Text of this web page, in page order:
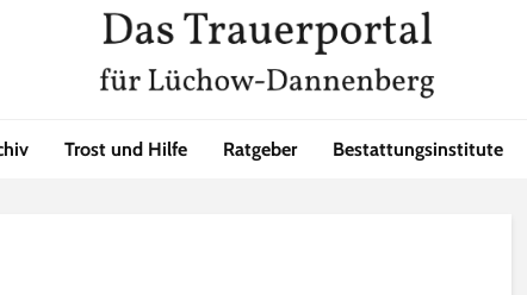
Trost und Hilfe Ratgeber Bestattungsinstitute